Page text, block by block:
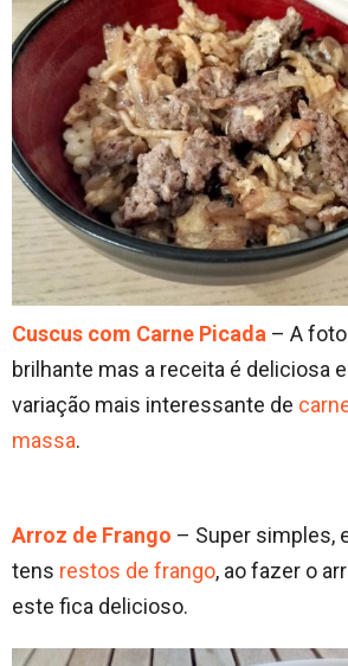
Cuscus com Carne Picada – A
brilhante mas a receita é deliciosa
variação mais interessante de
massa.
Arroz de Frango – Super simples,
tens restos de frango, ao fazer o
este fica delicioso.